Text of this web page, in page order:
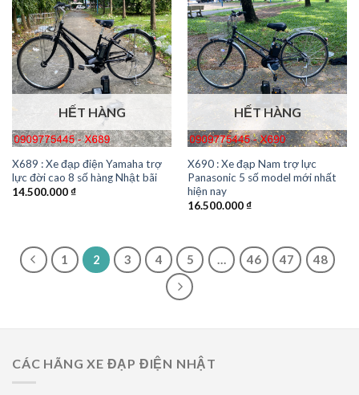
HẾT HÀNG
X689 : Xe đạp điện Yamaha trợ
lực đời cao 8 số hàng Nhật bãi
14.500.000₫
HẾT HÀNG
X690 : Xe đạp Nam trợ lực
Panasonic 5 số model mới nhất
hiện nay
16.500.000₫
1 2 3 4 5 46 47 48
CÁC HÃNG XE ĐẠP ĐIỆN NHẬT